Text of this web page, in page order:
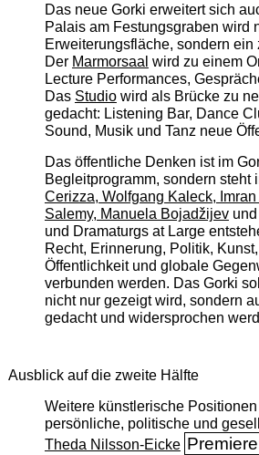
Das neue Gorki erweitert sich
Palais am Festungsgraben wird
Erweiterungsfläche, sondern ein
Der Marmorsaal wird zu einem
Lecture Performances,
Das Studiowird als Brücke zu
gedacht: Listening Bar, Dance
Sound, Musik und Tanz neue
Das öffentliche Denken ist im
Begleitprogramm, sondern steht
Cerizza, Wolfgang Kaleck,
Salemy, Manuela Bojadžijevund
und Dramaturgs at Large
Recht, Erinnerung, Politik,
Öffentlichkeit und globale
verbunden werden. Das Gorki
nicht nur gezeigt wird, sondern
gedacht und widersprochen
Ausblick auf die zweite Hälfte
Weitere künstlerische
persönliche, politische und
Theda Nilsson-Eicke